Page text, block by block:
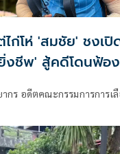
ไก่โห่ 'สมชัย' ชงเปิ
งชีพ' สู้คดีโดนฟ้อง
กร อดีตคณะกรรมการการเ